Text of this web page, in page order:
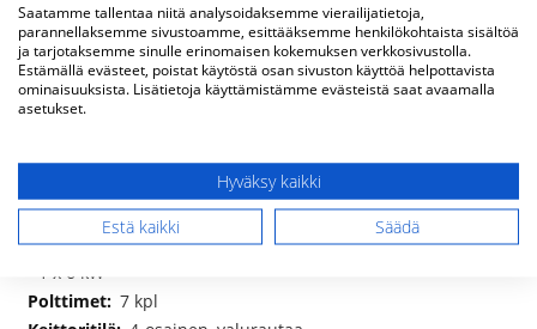
Lisää ostoskoriin
lxsxk 120 x 60 x 90 (-97) cm
1 x 1 kW - 2 x 1,8 kW - 1 x 3 kW - 2 x 3,6 kW
- 1 x 6 kW
7 kpl
Saatamme tallentaa niitä analysoidaksemme vierailijatietoja,
parannellaksemme sivustoamme, esittääksemme henkilökohtaista sisältöä
ja tarjotaksemme sinulle erinomaisen kokemuksen verkkosivustolla.
Estämällä evästeet, poistat käytöstä osan sivuston käyttöä helpottavista
ominaisuuksista. Lisätietoja käyttämistämme evästeistä saat avaamalla
asetukset.
Hyväksy kaikki
Estä kaikki
Säädä